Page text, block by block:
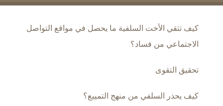
كيف تتقي الأخت السلفية ما يحصل في مواقع التواصل
الاجتماعي من فساد؟
تحقيق التقوى
كيف يحذر السلفي من منهج التمييع؟